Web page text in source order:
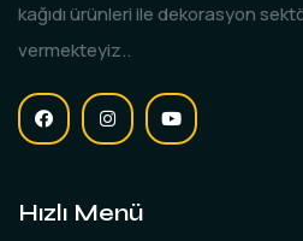
kağıdı ürünleri ile dekorasyon
vermekteyiz..
Hızlı Menü